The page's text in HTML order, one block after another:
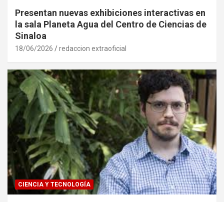
Presentan nuevas exhibiciones interactivas en
la sala Planeta Agua del Centro de Ciencias de
Sinaloa
18/06/2026 redaccion extraoficial
CIENCIA Y TECNOLOGÍA